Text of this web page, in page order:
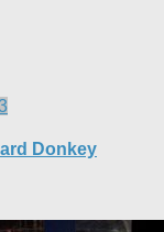
Donkey